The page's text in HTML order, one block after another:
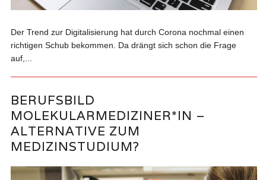
Der Trend zur Digitalisierung hat durch Corona nochmal einen
richtigen Schub bekommen. Da drängt sich schon die Frage
auf,...
BERUFSBILD
MOLEKULARMEDIZINER*IN –
ALTERNATIVE ZUM
MEDIZINSTUDIUM?